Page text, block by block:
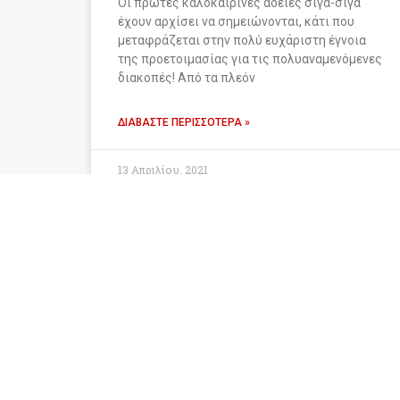
Οι πρώτες καλοκαιρινές άδειες σιγά-σιγά
έχουν αρχίσει να σημειώνονται, κάτι που
μεταφράζεται στην πολύ ευχάριστη έγνοια
της προετοιμασίας για τις πολυαναμενόμενες
διακοπές! Από τα πλεόν
ΔΙΑΒΆΣΤΕ ΠΕΡΙΣΣΌΤΕΡΑ »
13 Απριλίου, 2021